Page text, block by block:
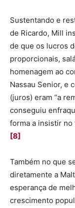
Sustentando e
de Ricardo, Mill
de que os lucros
proporcionais,
homenagem ao
Nassau Senior, e
(juros) eram “a
conseguiu
forma a insistir no
[8]
Também no que
diretamente a
esperança de
crescimento